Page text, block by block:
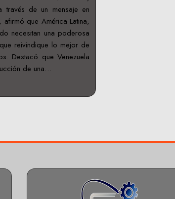
través de un mensaje en
que América Latina,
necesitan una poderosa
reivindique lo mejor de
Destacó que Venezuela
de una…